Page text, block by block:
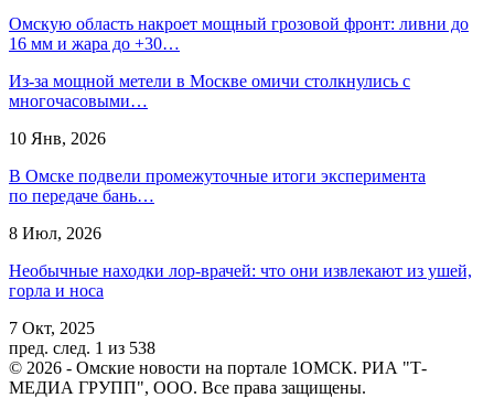
Омскую область накроет мощный грозовой фронт: ливни до
16 мм и жара до +30…
Из-за мощной метели в Москве омичи столкнулись с
многочасовыми…
10 Янв, 2026
В Омске подвели промежуточные итоги эксперимента
по передаче бань…
8 Июл, 2026
Необычные находки лор-врачей: что они извлекают из ушей,
горла и носа
7 Окт, 2025
пред. след. 1 из 538
© 2026 - Омские новости на портале 1ОМСК. РИА "Т-
МЕДИА ГРУПП", ООО. Все права защищены.